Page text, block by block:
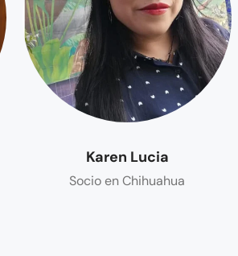
Karen Lucia
Socio en Chihuahua